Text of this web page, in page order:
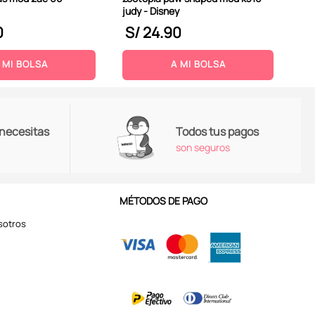
MI BOLSA
judy - Disney
S/24.90
A MI BOLSA
Todos tus pagos
son seguros
MÉTODOS DE PAGO